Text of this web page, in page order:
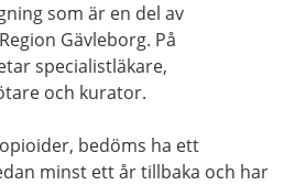
som är en del av
Gävleborg. På
specialistläkare,
och kurator.
bedöms ha ett
minst ett år tillbaka och har